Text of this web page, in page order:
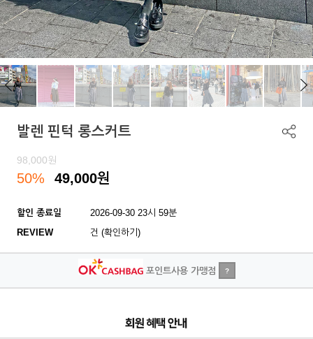
발렌 핀턱 롱스커트
98,000원
50% 49,000원
할인 종료일
2026-09-30 23시 59분
REVIEW
건 (확인하기)
포인트사용 가맹점 ?